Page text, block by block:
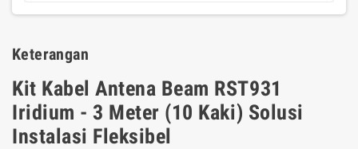
Keterangan
Kit Kabel Antena Beam RST931
Iridium - 3 Meter (10 Kaki) Solusi
Instalasi Fleksibel